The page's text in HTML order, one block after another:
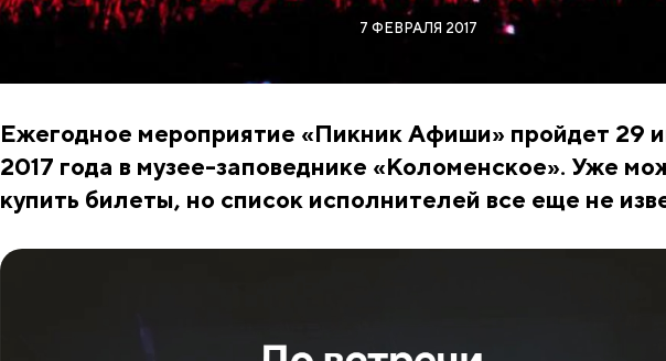
7 ФЕВРАЛЯ 2017
Ежегодное мероприятие «Пикник Афиши» пройдет 29
2017 года в музее-заповеднике «Коломенское». Уже
купить билеты, но список исполнителей все еще не